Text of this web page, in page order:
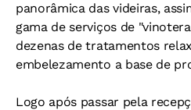
panorâmica das videiras,
gama de serviços de
dezenas de tratamentos
embelezamento a base de
Logo após passar pela